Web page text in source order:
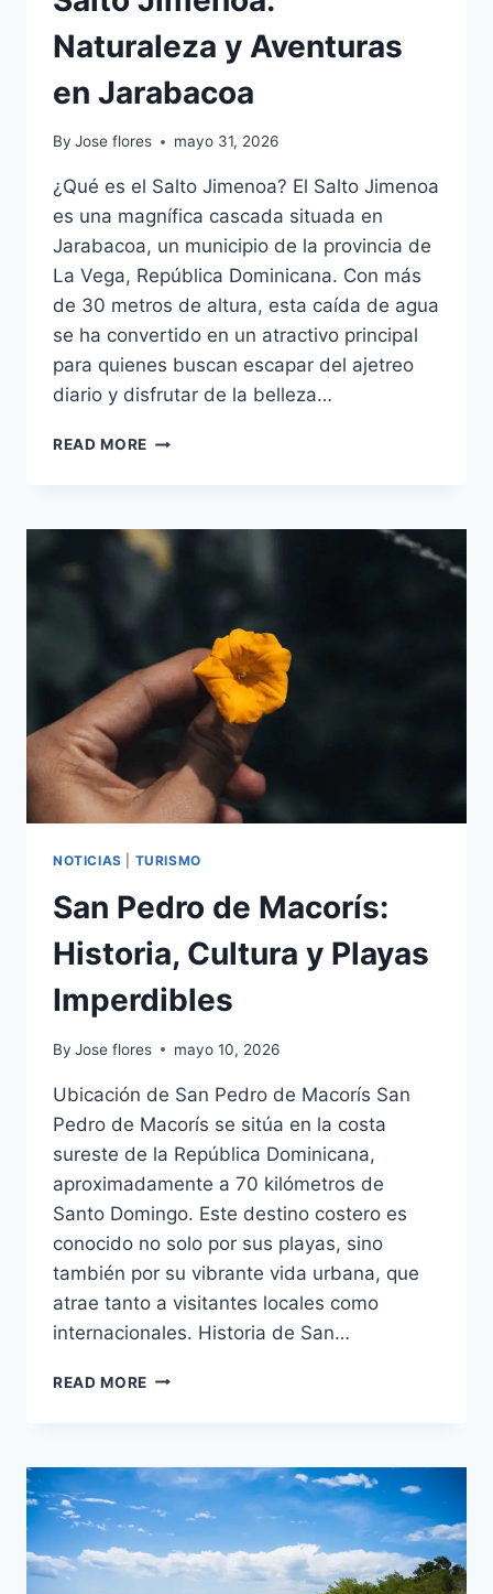
Naturaleza y Aventuras
en Jarabacoa
By Jose flores mayo 31, 2026
¿Qué es el Salto Jimenoa? El Salto Jimenoa
es una magnífica cascada situada en
Jarabacoa, un municipio de la provincia de
La Vega, República Dominicana. Con más
de 30 metros de altura, esta caída de agua
se ha convertido en un atractivo principal
para quienes buscan escapar del ajetreo
diario y disfrutar de la belleza…
READ MORE SALTO
AVENTURAS
EN
JARABACOA
NOTICIAS TURISMO
San Pedro de Macorís:
Historia, Cultura y Playas
Imperdibles
By Jose flores mayo 10, 2026
Ubicación de San Pedro de Macorís San
Pedro de Macorís se sitúa en la costa
sureste de la República Dominicana,
aproximadamente a 70 kilómetros de
Santo Domingo. Este destino costero es
conocido no solo por sus playas, sino
también por su vibrante vida urbana, que
atrae tanto a visitantes locales como
internacionales. Historia de San…
READ MORE SAN
HISTORIA,
CULTURA
Y
PLAYAS
IMPERDIBLES